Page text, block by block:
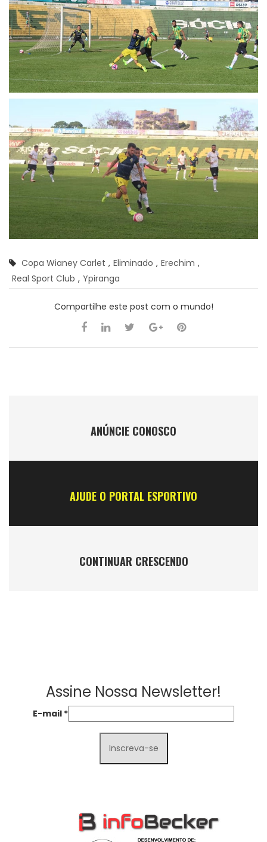
Copa Wianey Carlet , Eliminado , Erechim ,
Real Sport Club , Ypiranga
Compartilhe este post com o mundo!
ANÚNCIE CONOSCO
AJUDE O PORTAL ESPORTIVO
CONTINUAR CRESCENDO
Assine Nossa Newsletter!
E-mail *